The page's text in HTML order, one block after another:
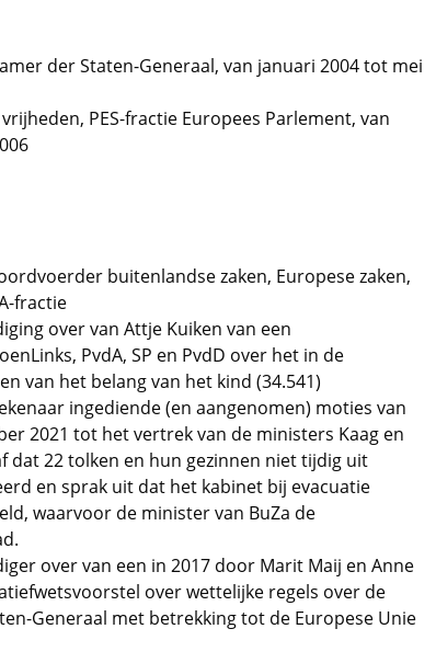
der Staten-Generaal, van januari 2004 tot mei
PES-fractie Europees Parlement, van
buitenlandse zaken, Europese zaken,
fractie
over van Attje Kuiken van een
PvdA, SP en PvdD over het in de
van het belang van het kind (34.541)
ingediende (en aangenomen) moties van
2021 tot het vertrek van de ministers Kaag en
dat 22 tolken en hun gezinnen niet tijdig uit
en sprak uit dat het kabinet bij evacuatie
waarvoor de minister van BuZa de
over van een in 2017 door Marit Maij en Anne
over wettelijke regels over de
Generaal met betrekking tot de Europese Unie